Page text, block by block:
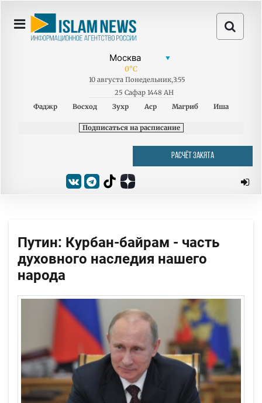
0°C
10 августа Понедельник,3:55
25 Сафар 1448 AH
Фаджр
Восход Зухр Аср Магриб Иша
Подписаться на расписание
РАСЧЁТ ЗАКЯТА
Путин: Курбан-байрам - часть
духовного наследия нашего
народа